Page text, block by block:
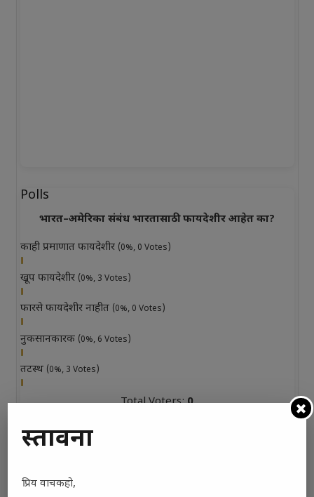
Polls
भारत–अमेरिका संबंध भारतासाठी फायदेशीर आहेत का?
काही प्रमाणात फायदेशीर (0%, 0 Votes)
खूप फायदेशीर (0%, 3 Votes)
फारसे फायदेशीर नाहीत (0%, 0 Votes)
नुकसानकारक (0%, 6 Votes)
तटस्थ (0%, 3 Votes)
Total Voters:0
प्रस्तावना
प्रिय वाचकहो,